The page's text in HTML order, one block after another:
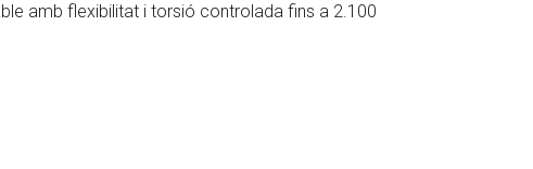
amb flexibilitat i torsió controlada fins a 2.100